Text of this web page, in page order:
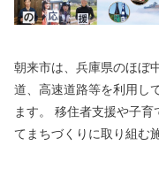
朝来市は、兵庫県のほぼ
道、高速道路等を利用し
ます。 移住者支援や子
てまちづくりに取り組む